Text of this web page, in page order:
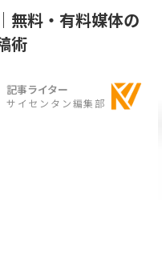
無料・有料媒体の
術
記事ライター
サイセンタン編集部